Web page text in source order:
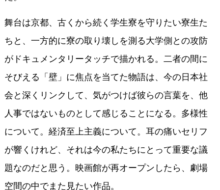
舞台は京都、古くから続く学生寮を守りたい寮生た
ちと、一方的に寮の取り壊しを測る大学側との攻防
がドキュメンタリータッチで描かれる。二者の間に
そびえる「壁」に焦点を当てた物語は、今の日本社
会と深くリンクして、気がつけば彼らの言葉を、他
人事ではないものとして感じることになる。多様性
について。経済至上主義について。耳の痛いセリフ
が響くけれど、それは今の私たちにとって重要な議
題なのだと思う。映画館が再オープンしたら、劇場
空間の中でまた見たい作品。